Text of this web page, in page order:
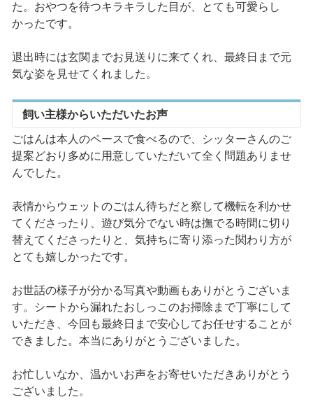
た。おやつを待つキラキラした目が、とても可愛らし
かったです。
退出時には玄関までお見送りに来てくれ、最終日まで元
気な姿を見せてくれました。
飼い主様からいただいたお声
ごはんは本人のペースで食べるので、シッターさんのご
提案どおり多めに用意していただいて全く問題ありませ
んでした。
表情からウェットのごはん待ちだと察して機転を利かせ
てくださったり、遊び気分でない時は撫でる時間に切り
替えてくださったりと、気持ちに寄り添った関わり方が
とても嬉しかったです。
お世話の様子が分かる写真や動画もありがとうございま
す。シートから漏れたおしっこのお掃除まで丁寧にして
いただき、今回も最終日まで安心してお任せすることが
できました。本当にありがとうございました。
お忙しいなか、温かいお声をお寄せいただきありがとう
ございました。